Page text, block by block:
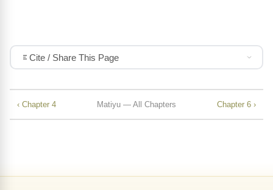
Cite / Share This Page
‹ Chapter 4 Matiyu — All Chapters Chapter 6 ›